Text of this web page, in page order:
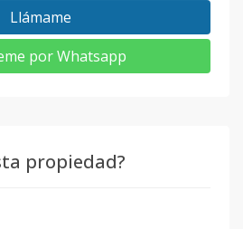
Llámame
por Whatsapp
propiedad?